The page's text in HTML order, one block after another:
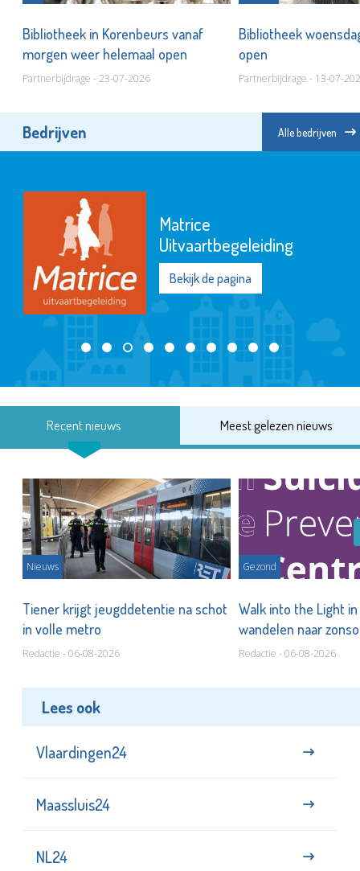
Bibliotheek in Korenbeurs vanaf
morgen weer helemaal open
Partnerbijdrage - 23-07-2026
Bibliotheek
open
Partnerbijdrage - 13-07-
Bedrijven Alle bedrijven
Het Goed Schiedam
Bekijk de pagina
Recent nieuws Meest gelezen nieuws
Nieuws
Tiener krijgt jeugddetentie na schot
in volle metro
Redactie - 06-08-2026
Gezond
Walk into the Light in
wandelen naar
te staan bij suïcide
Redactie - 06-08-2026
Lees ook
Vlaardingen24
Maassluis24
NL24